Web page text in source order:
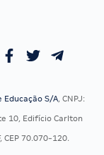
OAB
Educação S/A, CNPJ:
10, Edifício Carlton
CEP 70.070-120.